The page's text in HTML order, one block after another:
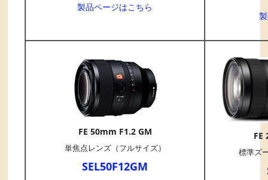
製品ページはこちら
FE 50mm F1.2 GM
単焦点レンズ（フルサイズ）
SEL50F12GM
FE
標準ズ